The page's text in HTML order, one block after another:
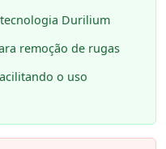
Durilium
remoção de rugas
o uso